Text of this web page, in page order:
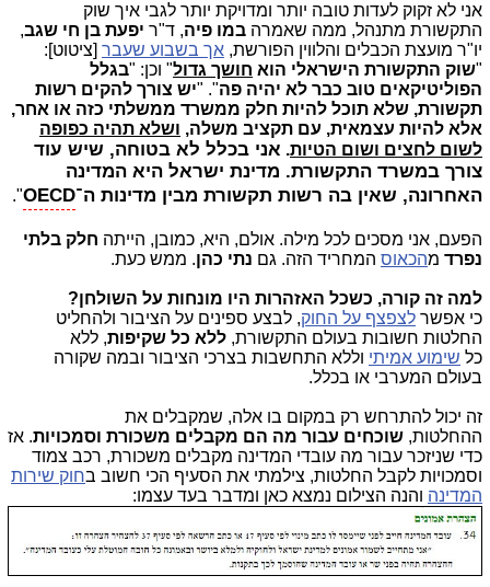
אני לא זקוק לעדות טובה יותר ומדויקת יותר לגבי איך שוק
התקשורת מתנהל, ממה שאמרה במו פיה, ד"ר יפעת בן חי שגב,
יו"ר מועצת הכבלים והלווין הפורשת, אך בשבוע שעבר [ציטוט]:
"שוק התקשורת הישראלי הוא חושך גדול" וכן: "בגלל
הפוליטיקאים טוב כבר לא יהיה פה". "יש צורך להקים רשות
תקשורת, שלא תוכל להיות חלק ממשרד ממשלתי כזה או אחר,
אלא להיות עצמאית, עם תקציב משלה, ושלא תהיה כפופה
לשום לחצים ושום הטיות. אני בכלל לא בטוחה, שיש עוד
צורך במשרד התקשורת. מדינת ישראל היא המדינה
האחרונה, שאין בה רשות תקשורת מבין מדינות ה־OECD
".
הפעם, אני מסכים לכל מילה. אולם, היא, כמובן, הייתה חלק בלתי
נפרד מהכאוס המחריד הזה. גם נתי כהן. ממש כעת.
למה זה קורה, כשכל האזהרות היו מונחות על השולחן?
כי אפשר לצפצף על החוק, לבצע ספינים על הציבור ולהחליט
החלטות חשובות בעולם התקשורת, ללא כל שקיפות, ללא
כל שימוע אמיתי וללא התחשבות בצרכי הציבור ובמה שקורה
בעולם המערבי או בכלל.
זה יכול להתרחש רק במקום בו אלה, שמקבלים את
ההחלטות, שוכחים עבור מה הם מקבלים משכורת וסמכויות. אז
כדי שניזכר עבור מה עובדי המדינה מקבלים משכורת, רכב צמוד
וסמכויות לקבל החלטות, צילמתי את הסעיף הכי חשוב בחוק שירות
המדינה והנה הצילום נמצא כאן ומדבר בעד עצמו: